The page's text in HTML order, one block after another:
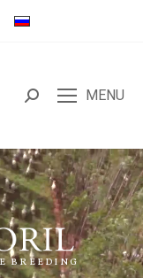
MENU
BREEDING